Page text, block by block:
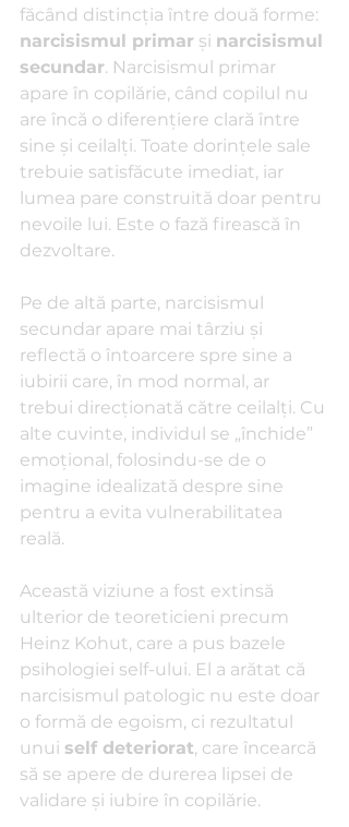
făcând distincția între două forme:
narcisismul primar și narcisismul
secundar. Narcisismul primar
apare în copilărie, când copilul nu
are încă o diferențiere clară între
sine și ceilalți. Toate dorințele sale
trebuie satisfăcute imediat, iar
lumea pare construită doar pentru
nevoile lui. Este o fază firească în
dezvoltare.
Pe de altă parte, narcisismul
secundar apare mai târziu și
reflectă o întoarcere spre sine a
iubirii care, în mod normal, ar
trebui direcționată către ceilalți. Cu
alte cuvinte, individul se „închide”
emoțional, folosindu-se de o
imagine idealizată despre sine
pentru a evita vulnerabilitatea
reală.
Această viziune a fost extinsă
ulterior de teoreticieni precum
Heinz Kohut, care a pus bazele
psihologiei self-ului. El a arătat că
narcisismul patologic nu este doar
o formă de egoism, ci rezultatul
unui self deteriorat, care încearcă
să se apere de durerea lipsei de
validare și iubire în copilărie.